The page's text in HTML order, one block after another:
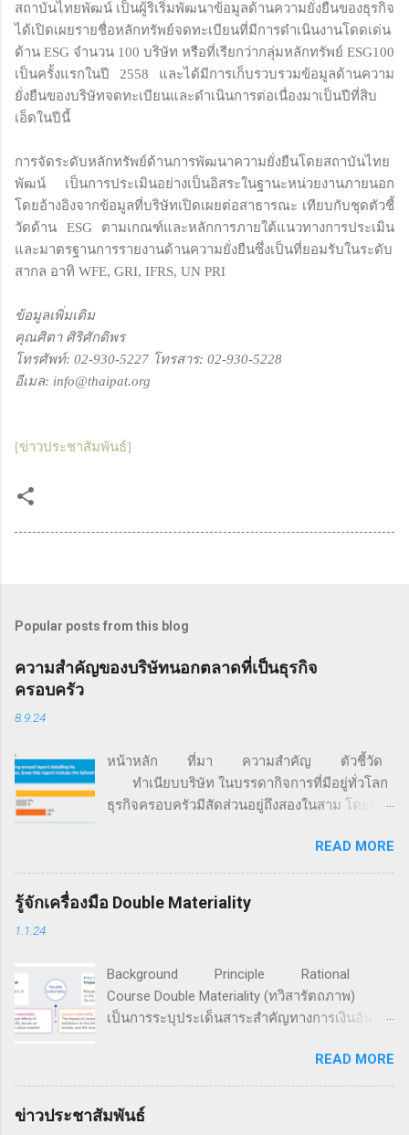
สถาบันไทยพัฒน์ เป็นผู้ริเริ่มพัฒนาข้อมูลด้านความยั่งยืนของธุรกิจ
ได้เปิดเผยรายชื่อหลักทรัพย์จดทะเบียนที่มีการดำเนินงานโดดเด่น
ด้าน ESG จำนวน 100 บริษัท หรือที่เรียกว่ากลุ่มหลักทรัพย์ ESG100
เป็นครั้งแรกในปี 2558 และได้มีการเก็บรวบรวมข้อมูลด้านความ
ยั่งยืนของบริษัทจดทะเบียนและดำเนินการต่อเนื่องมาเป็นปีที่สิบ
เอ็ดในปีนี้
การจัดระดับหลักทรัพย์ด้านการพัฒนาความยั่งยืนโดยสถาบันไทย
พัฒน์ เป็นการประเมินอย่างเป็นอิสระในฐานะหน่วยงานภายนอก
โดยอ้างอิงจากข้อมูลที่บริษัทเปิดเผยต่อสาธารณะ เทียบกับชุดตัวชี้
วัดด้าน ESG ตามเกณฑ์และหลักการภายใต้แนวทางการประเมิน
และมาตรฐานการรายงานด้านความยั่งยืนซึ่งเป็นที่ยอมรับในระดับ
สากล อาทิ WFE, GRI, IFRS, UN PRI
ข้อมูลเพิ่มเติม
คุณศิตา ศิริศักดิพร
โทรศัพท์: 02-930-5227 โทรสาร: 02-930-5228
อีเมล: info@thaipat.org
[ข่าวประชาสัมพันธ์]
Popular posts from this blog
ความสำคัญของบริษัทนอกตลาดที่เป็นธุรกิจ
ครอบครัว
8.9.24
หน้าหลัก ที่มา ความสำคัญ ตัวชี้วัด
ทำเนียบบริษัท ในบรรดากิจการที่มีอยู่ทั่วโลก
ธุรกิจครอบครัวมีสัดส่วนอยู่ถึงสองในสาม โดยมี
สัดส่วนการจ้างงานอยู่ราว 60% นอกจากนี้ 85%
ของธุรกิจสตาร์ตอัปทั่วโลก ถูกก่อตั้งขึ้นด้วยเงิน
จากครอบครัว (ที่มา: FFI Global Data Points) จาก
ข้อมูลการสำรวจของ Family Business Network
ใน 65 ประเทศทั่วโลก ระบุว่า แม้กิจการครอบครัว
จะให้ความสำคัญเพิ่มขึ้นกับประเด็นสิ่งแวดล้อม
สังคม และธรรมาภิบาล (ESG) แต่เกือบ 60% ของ
จัดทำรายงานประจำปี โดย 16% ของกิจการที่ถูก
สำรวจ มีการเปิดเผยตัวเลขการดำเนินงานตามตัว
ชี้วัดทางสังคมและสิ่งแวดล้อมต่อสาธารณะ และมี
READ MORE
รู้จักเครื่องมือ Double Materiality
1.1.24
Background Principle Rational
Course Double Materiality (ทวิสารัตถภาพ)
เป็นการระบุประเด็นสาระสำคัญทางการเงินอัน
กิจการ และประเด็นสาระสำคัญของผลกระทบอัน
เกิดจากการกระทำขององค์กรที่มีต่อเศรษฐกิจ
สังคม และสิ่งแวดล้อม สำหรับนำไปใช้ดำเนินการ
READ MORE
ข่าวประชาสัมพันธ์